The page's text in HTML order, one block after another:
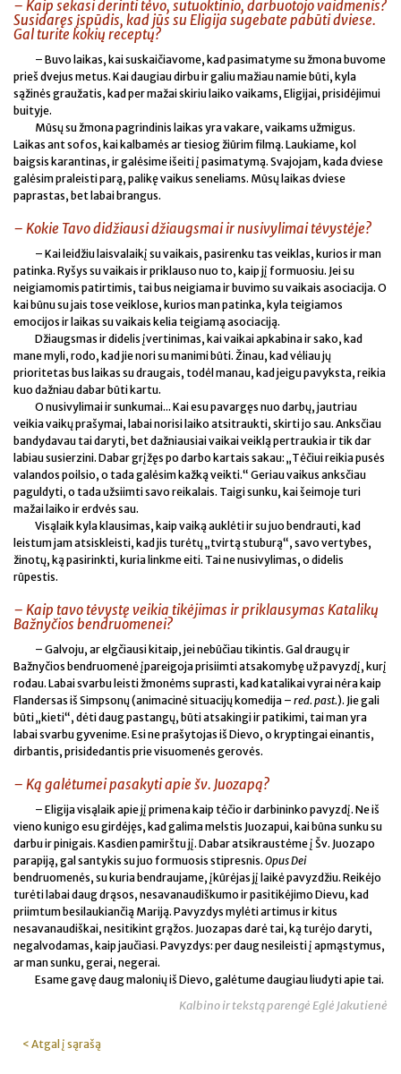
– Kaip sekasi derinti tėvo, sutuoktinio, darbuotojo vaidmenis?
Susidaręs įspūdis, kad jūs su Eligija sugebate pabūti dviese.
Gal turite kokių receptų?
– Buvo laikas, kai suskaičiavome, kad pasimatyme su žmona buvome
prieš dvejus metus. Kai daugiau dirbu ir galiu mažiau namie būti, kyla
sąžinės graužatis, kad per mažai skiriu laiko vaikams, Eligijai, prisidėjimui
buityje.
Mūsų su žmona pagrindinis laikas yra vakare, vaikams užmigus.
Laikas ant sofos, kai kalbamės ar tiesiog žiūrim filmą. Laukiame, kol
baigsis karantinas, ir galėsime išeiti į pasimatymą. Svajojam, kada dviese
galėsim praleisti parą, palikę vaikus seneliams. Mūsų laikas dviese
paprastas, bet labai brangus.
– Kokie Tavo didžiausi džiaugsmai ir nusivylimai tėvystėje?
– Kai leidžiu laisvalaikį su vaikais, pasirenku tas veiklas, kurios ir man
patinka. Ryšys su vaikais ir priklauso nuo to, kaip jį formuosiu. Jei su
neigiamomis patirtimis, tai bus neigiama ir buvimo su vaikais asociacija. O
kai būnu su jais tose veiklose, kurios man patinka, kyla teigiamos
emocijos ir laikas su vaikais kelia teigiamą asociaciją.
Džiaugsmas ir didelis įvertinimas, kai vaikai apkabina ir sako, kad
mane myli, rodo, kad jie nori su manimi būti. Žinau, kad vėliau jų
prioritetas bus laikas su draugais, todėl manau, kad jeigu pavyksta, reikia
kuo dažniau dabar būti kartu.
O nusivylimai ir sunkumai... Kai esu pavargęs nuo darbų, jautriau
veikia vaikų prašymai, labai norisi laiko atsitraukti, skirti jo sau. Anksčiau
bandydavau tai daryti, bet dažniausiai vaikai veiklą pertraukia ir tik dar
labiau susierzini. Dabar grįžęs po darbo kartais sakau: „Tėčiui reikia pusės
valandos poilsio, o tada galėsim kažką veikti.“ Geriau vaikus anksčiau
paguldyti, o tada užsiimti savo reikalais. Taigi sunku, kai šeimoje turi
mažai laiko ir erdvės sau.
Visąlaik kyla klausimas, kaip vaiką auklėti ir su juo bendrauti, kad
leistum jam atsiskleisti, kad jis turėtų „tvirtą stuburą“, savo vertybes,
žinotų, ką pasirinkti, kuria linkme eiti. Tai ne nusivylimas, o didelis
rūpestis.
– Kaip tavo tėvystę veikia tikėjimas ir priklausymas Katalikų
Bažnyčios bendruomenei?
– Galvoju, ar elgčiausi kitaip, jei nebūčiau tikintis. Gal draugų ir
Bažnyčios bendruomenė įpareigoja prisiimti atsakomybę už pavyzdį, kurį
rodau. Labai svarbu leisti žmonėms suprasti, kad katalikai vyrai nėra kaip
Flandersas iš Simpsonų (animacinė situacijų komedija – red. past.). Jie gali
būti „kieti“, dėti daug pastangų, būti atsakingi ir patikimi, tai man yra
labai svarbu gyvenime. Esi ne prašytojas iš Dievo, o kryptingai einantis,
dirbantis, prisidedantis prie visuomenės gerovės.
– Ką galėtumei pasakyti apie šv. Juozapą?
– Eligija visąlaik apie jį primena kaip tėčio ir darbininko pavyzdį. Ne iš
vieno kunigo esu girdėjęs, kad galima melstis Juozapui, kai būna sunku su
darbu ir pinigais. Kasdien pamirštu jį. Dabar atsikraustėme į Šv. Juozapo
parapiją, gal santykis su juo formuosis stipresnis. Opus Dei
bendruomenės, su kuria bendraujame, įkūrėjas jį laikė pavyzdžiu. Reikėjo
turėti labai daug drąsos, nesavanaudiškumo ir pasitikėjimo Dievu, kad
priimtum besilaukiančią Mariją. Pavyzdys mylėti artimus ir kitus
nesavanaudiškai, nesitikint grąžos. Juozapas darė tai, ką turėjo daryti,
negalvodamas, kaip jaučiasi. Pavyzdys: per daug nesileisti į apmąstymus,
ar man sunku, gerai, negerai.
Esame gavę daug malonių iš Dievo, galėtume daugiau liudyti apie tai.
Kalbino ir tekstą parengė Eglė Jakutienė
< Atgal į sąrašą